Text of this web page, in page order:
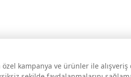
kampanya ve ürünler ile